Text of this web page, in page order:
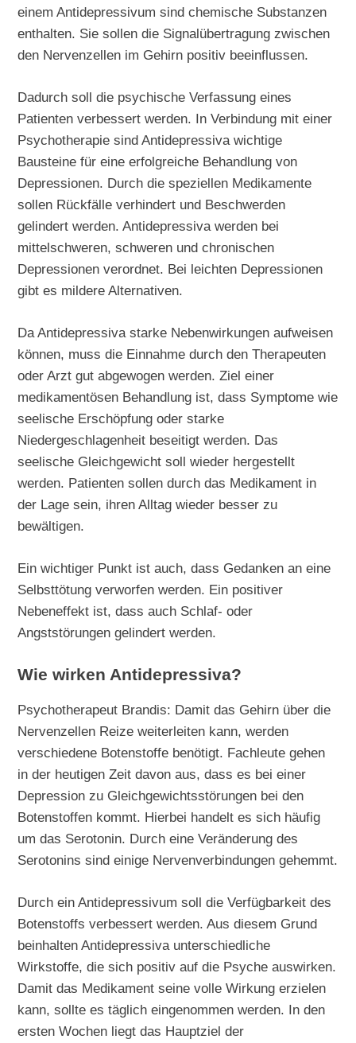
einem Antidepressivum sind chemische Substanzen
enthalten. Sie sollen die Signalübertragung zwischen
den Nervenzellen im Gehirn positiv beeinflussen.
Dadurch soll die psychische Verfassung eines
Patienten verbessert werden. In Verbindung mit einer
Psychotherapie sind Antidepressiva wichtige
Bausteine für eine erfolgreiche Behandlung von
Depressionen. Durch die speziellen Medikamente
sollen Rückfälle verhindert und Beschwerden
gelindert werden. Antidepressiva werden bei
mittelschweren, schweren und chronischen
Depressionen verordnet. Bei leichten Depressionen
gibt es mildere Alternativen.
Da Antidepressiva starke Nebenwirkungen aufweisen
können, muss die Einnahme durch den Therapeuten
oder Arzt gut abgewogen werden. Ziel einer
medikamentösen Behandlung ist, dass Symptome wie
seelische Erschöpfung oder starke
Niedergeschlagenheit beseitigt werden. Das
seelische Gleichgewicht soll wieder hergestellt
werden. Patienten sollen durch das Medikament in
der Lage sein, ihren Alltag wieder besser zu
bewältigen.
Ein wichtiger Punkt ist auch, dass Gedanken an eine
Selbsttötung verworfen werden. Ein positiver
Nebeneffekt ist, dass auch Schlaf- oder
Angststörungen gelindert werden.
Wie wirken Antidepressiva?
Psychotherapeut Brandis: Damit das Gehirn über die
Nervenzellen Reize weiterleiten kann, werden
verschiedene Botenstoffe benötigt. Fachleute gehen
in der heutigen Zeit davon aus, dass es bei einer
Depression zu Gleichgewichtsstörungen bei den
Botenstoffen kommt. Hierbei handelt es sich häufig
um das Serotonin. Durch eine Veränderung des
Serotonins sind einige Nervenverbindungen gehemmt.
Durch ein Antidepressivum soll die Verfügbarkeit des
Botenstoffs verbessert werden. Aus diesem Grund
beinhalten Antidepressiva unterschiedliche
Wirkstoffe, die sich positiv auf die Psyche auswirken.
Damit das Medikament seine volle Wirkung erzielen
kann, sollte es täglich eingenommen werden. In den
ersten Wochen liegt das Hauptziel der